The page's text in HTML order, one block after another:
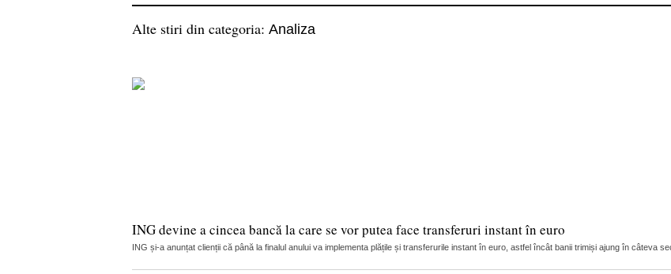
Alte stiri din categoria: Analiza
ING devine a cincea bancă la care se vor putea face transferuri instant în euro
ING și-a anunțat clienții că până la finalul anului va implementa plățile și transferurile instant în euro, astfel încât banii trimiși ajung în câteva